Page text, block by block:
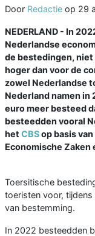
Door Redactie op 29
NEDERLAND - In
Nederlandse
de bestedingen,
hoger dan voor de
zowel Nederlandse
Nederland namen in
euro meer besteed
besteedden vooral
het CBSop basis
Economische Zaken
Toersitische
toeristen voor,
van bestemming.
In 2022 besteedden